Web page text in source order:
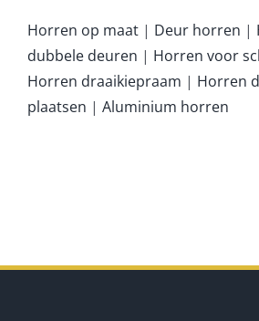
Horren op maat| Deur horren |
dubbele deuren | Horren voor
Horren draaikiepraam | Horren
plaatsen | Aluminium horren